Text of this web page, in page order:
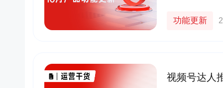
功能更新
视频号达人